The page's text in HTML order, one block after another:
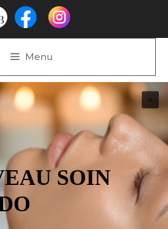
Menu
SOIN